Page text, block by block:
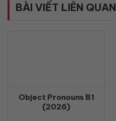
BÀI VIẾT LIÊN QUAN
Object Pronouns B1
(2026)